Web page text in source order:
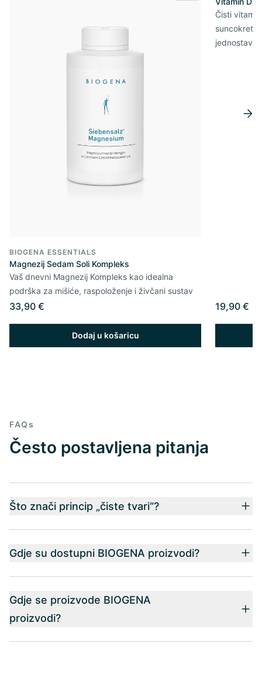
BIOGENA ESSENTIALS
Magnezij Sedam Soli Kompleks
Vaš dnevni Magnezij Kompleks kao idealna
podrška za mišiće, raspoloženje i živčani sustav
33,90 €
Dodaj u košaricu
Čisti
19,90 €
FAQs
Često postavljena pitanja
Što znači princip „čiste tvari“?
Gdje su dostupni BIOGENA proizvodi?
Gdje se proizvode BIOGENA
proizvodi?